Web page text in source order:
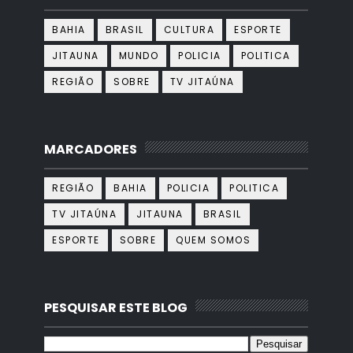
BAHIA BRASIL CULTURA
ESPORTE
JITAUNA
MUNDO POLICIA
POLITICA
REGIÃO
SOBRE TV JITAÚNA
MARCADORES
REGIÃO BAHIA POLICIA
POLITICA
TV JITAÚNA
JITAUNA
BRASIL
ESPORTE
SOBRE QUEM SOMOS
PESQUISAR ESTE BLOG